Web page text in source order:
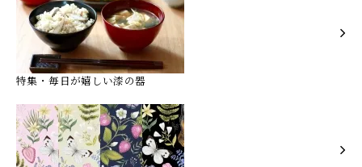
特集・毎日が嬉しい漆の器